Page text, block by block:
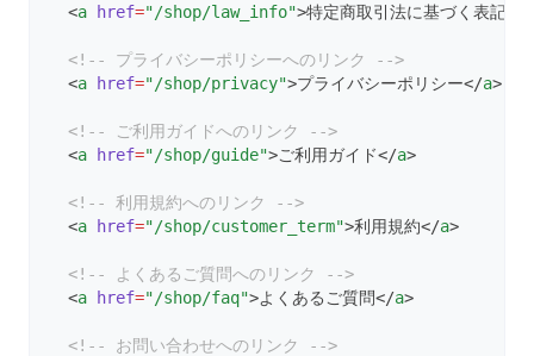
  <
a href="/shop/law_info">特定商取引法に基づく表記</
<!-- プライバシーポリシーへのリンク -->
  <
a href="/shop/privacy">プライバシーポリシー</a>
<!-- ご利用ガイドへのリンク -->
  <
a href="/shop/guide">ご利用ガイド</a>
<!-- 利用規約へのリンク -->
  <
a href="/shop/customer_term">利用規約</a>
<!-- よくあるご質問へのリンク -->
  <
a href="/shop/faq">よくあるご質問</a>
<!-- お問い合わせへのリンク -->